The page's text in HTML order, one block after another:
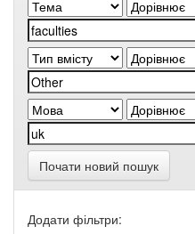
Почати новий пошук
Додати фільтри: